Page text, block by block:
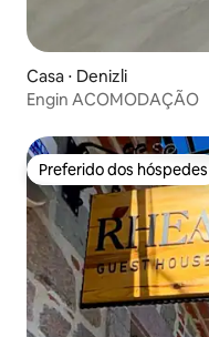
Casa ⋅ Denizli
Engin ACOMODAÇÃO
Preferido dos hóspedes
Preferido dos hóspedes